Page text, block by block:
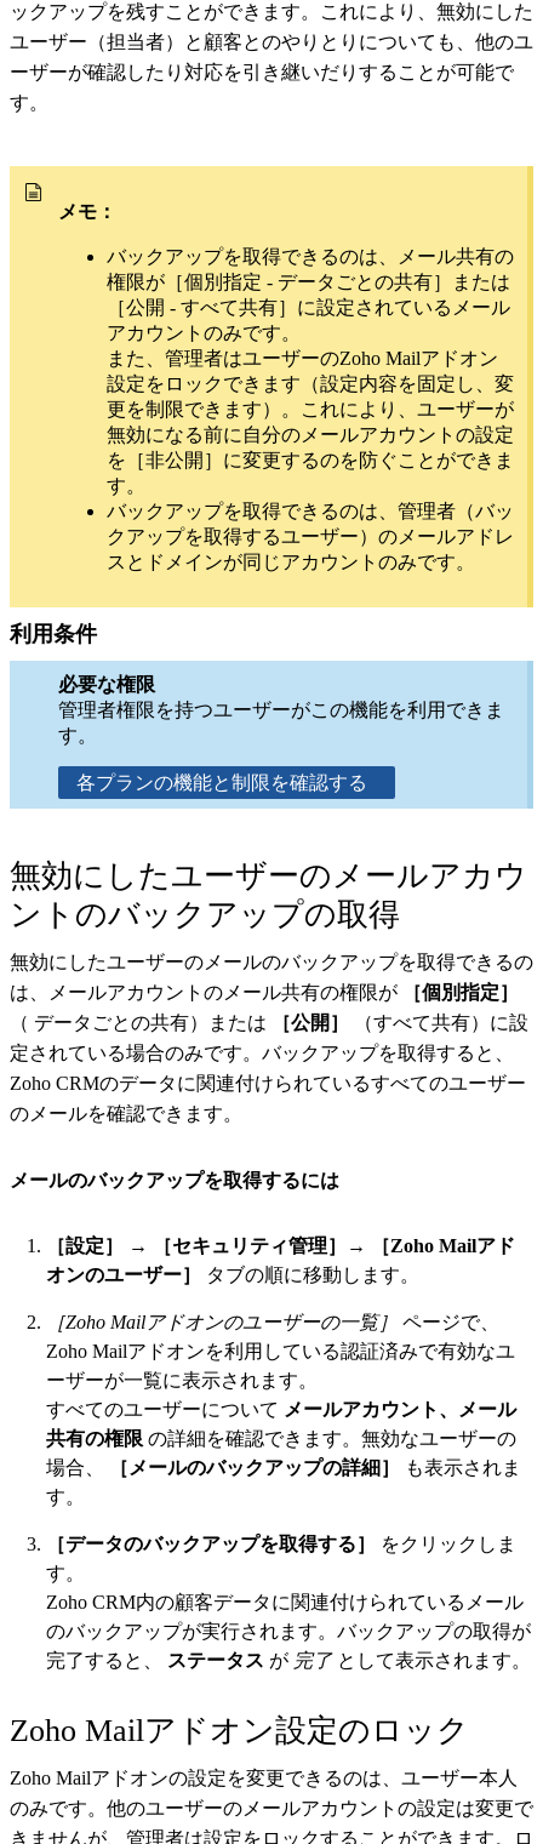
ックアップを残すことができます。これにより、無効にした
ユーザー（担当者）と顧客とのやりとりについても、他のユ
ーザーが確認したり対応を引き継いだりすることが可能で
す。
メモ：
バックアップを取得できるのは、メール共有の
権限が［個別指定 - データごとの共有］または
［公開 - すべて共有］に設定されているメール
アカウントのみです。
また、管理者はユーザーのZoho Mailアドオン
設定をロックできます（設定内容を固定し、変
更を制限できます）。これにより、ユーザーが
無効になる前に自分のメールアカウントの設定
を［非公開］に変更するのを防ぐことができま
す。
バックアップを取得できるのは、管理者（バッ
クアップを取得するユーザー）のメールアドレ
スとドメインが同じアカウントのみです。
利用条件
必要な権限
管理者権限を持つユーザーがこの機能を利用できま
す。
各プランの機能と制限を確認する
無効にしたユーザーのメールアカウ
ントのバックアップの取得
無効にしたユーザーのメールのバックアップを取得できるの
は、メールアカウントのメール共有の権限が
［個別指定］
（ データごとの共有）または
［公開］
（すべて共有）に設
定されている場合のみです。バックアップを取得すると、
Zoho CRMのデータに関連付けられているすべてのユーザー
のメールを確認できます。
メールのバックアップを取得するには
［設定］ → ［セキュリティ管理］ →
［Zoho Mailアド
オンのユーザー］
タブの順に移動します。
［Zoho Mailアドオンのユーザーの一覧］ ページで、
Zoho Mailアドオンを利用している認証済みで有効なユ
ーザーが一覧に表示されます。
すべてのユーザーについて メールアカウント、メール
共有の権限 の詳細を確認できます。無効なユーザーの
場合、
［メールのバックアップの詳細］
も表示されま
す。
［データのバックアップを取得する］
をクリックしま
す。
Zoho CRM内の顧客データに関連付けられているメール
のバックアップが実行されます。バックアップの取得が
完了すると、
ステータス が 完了 として表示されます。
Zoho Mailアドオン設定のロック
Zoho Mailアドオンの設定を変更できるのは、ユーザー本人
のみです。他のユーザーのメールアカウントの設定は変更で
きませんが、管理者は設定をロックすることができます。ロ